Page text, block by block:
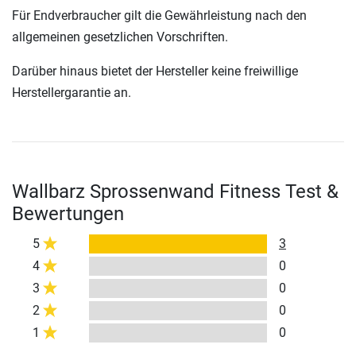
Für Endverbraucher gilt die Gewährleistung nach den
allgemeinen gesetzlichen Vorschriften.
Darüber hinaus bietet der Hersteller keine freiwillige
Herstellergarantie an.
Wallbarz Sprossenwand Fitness Test &
Bewertungen
5
3
4
0
3
0
2
0
1
0